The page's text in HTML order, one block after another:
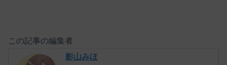
この記事の編集者
影山みほ